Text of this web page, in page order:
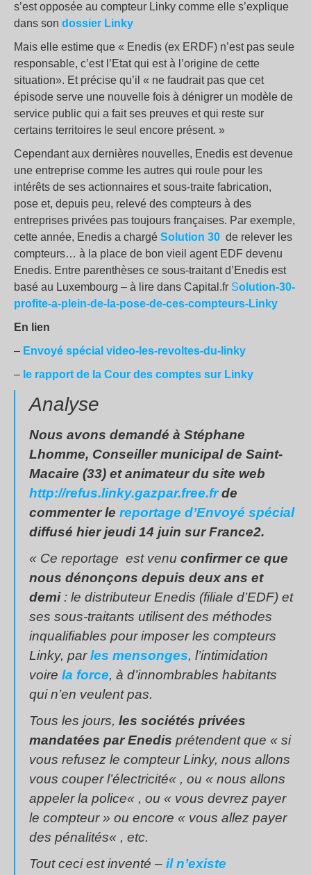
s’est opposée au compteur Linky comme elle s’explique
dans son dossier Linky
Mais elle estime que « Enedis (ex ERDF) n’est pas seule
responsable, c’est l’Etat qui est à l’origine de cette
situation». Et précise qu’il « ne faudrait pas que cet
épisode serve une nouvelle fois à dénigrer un modèle de
service public qui a fait ses preuves et qui reste sur
certains territoires le seul encore présent. »
Cependant aux dernières nouvelles, Enedis est devenue
une entreprise comme les autres qui roule pour les
intérêts de ses actionnaires et sous-traite fabrication,
pose et, depuis peu, relevé des compteurs à des
entreprises privées pas toujours françaises. Par exemple,
cette année, Enedis a chargé Solution 30 de relever les
compteurs… à la place de bon vieil agent EDF devenu
Enedis. Entre parenthèses ce sous-traitant d’Enedis est
basé au Luxembourg – à lire dans Capital.fr Solution-30-
profite-a-plein-de-la-pose-de-ces-compteurs-Linky
En lien
– Envoyé spécial video-les-revoltes-du-linky
– le rapport de la Cour des comptes sur Linky
Analyse
Nous avons demandé à Stéphane
Lhomme, Conseiller municipal de Saint-
Macaire (33) et animateur du site web
http://refus.linky.gazpar.free.frde
commenter le reportage d’Envoyé spécial
diffusé hier jeudi 14 juin sur France2.
« Ce reportage est venu confirmer ce que
nous dénonçons depuis deux ans et
demi: le distributeur Enedis (filiale d’EDF) et
ses sous-traitants utilisent des méthodes
inqualifiables pour imposer les compteurs
Linky, parles mensonges, l’intimidation
voire la force, à d’innombrables habitants
qui n’en veulent pas.
Tous les jours, les sociétés privées
mandatées par Enedis prétendent que « si
vous refusez le compteur Linky, nous allons
vous couper l’électricité« , ou « nous allons
appeler la police« , ou « vous devrez payer
le compteur» ou encore « vous allez payer
des pénalités« , etc.
Tout ceci est inventé – il n’existe